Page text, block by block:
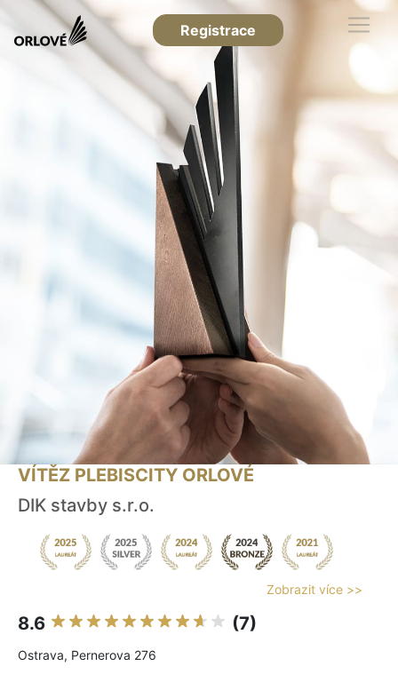
Registrace
VÍTĚZ PLEBISCITY ORLOVÉ
DIK stavby s.r.o.
Zobrazit více >>
8.6 (7)
Ostrava, Pernerova 276